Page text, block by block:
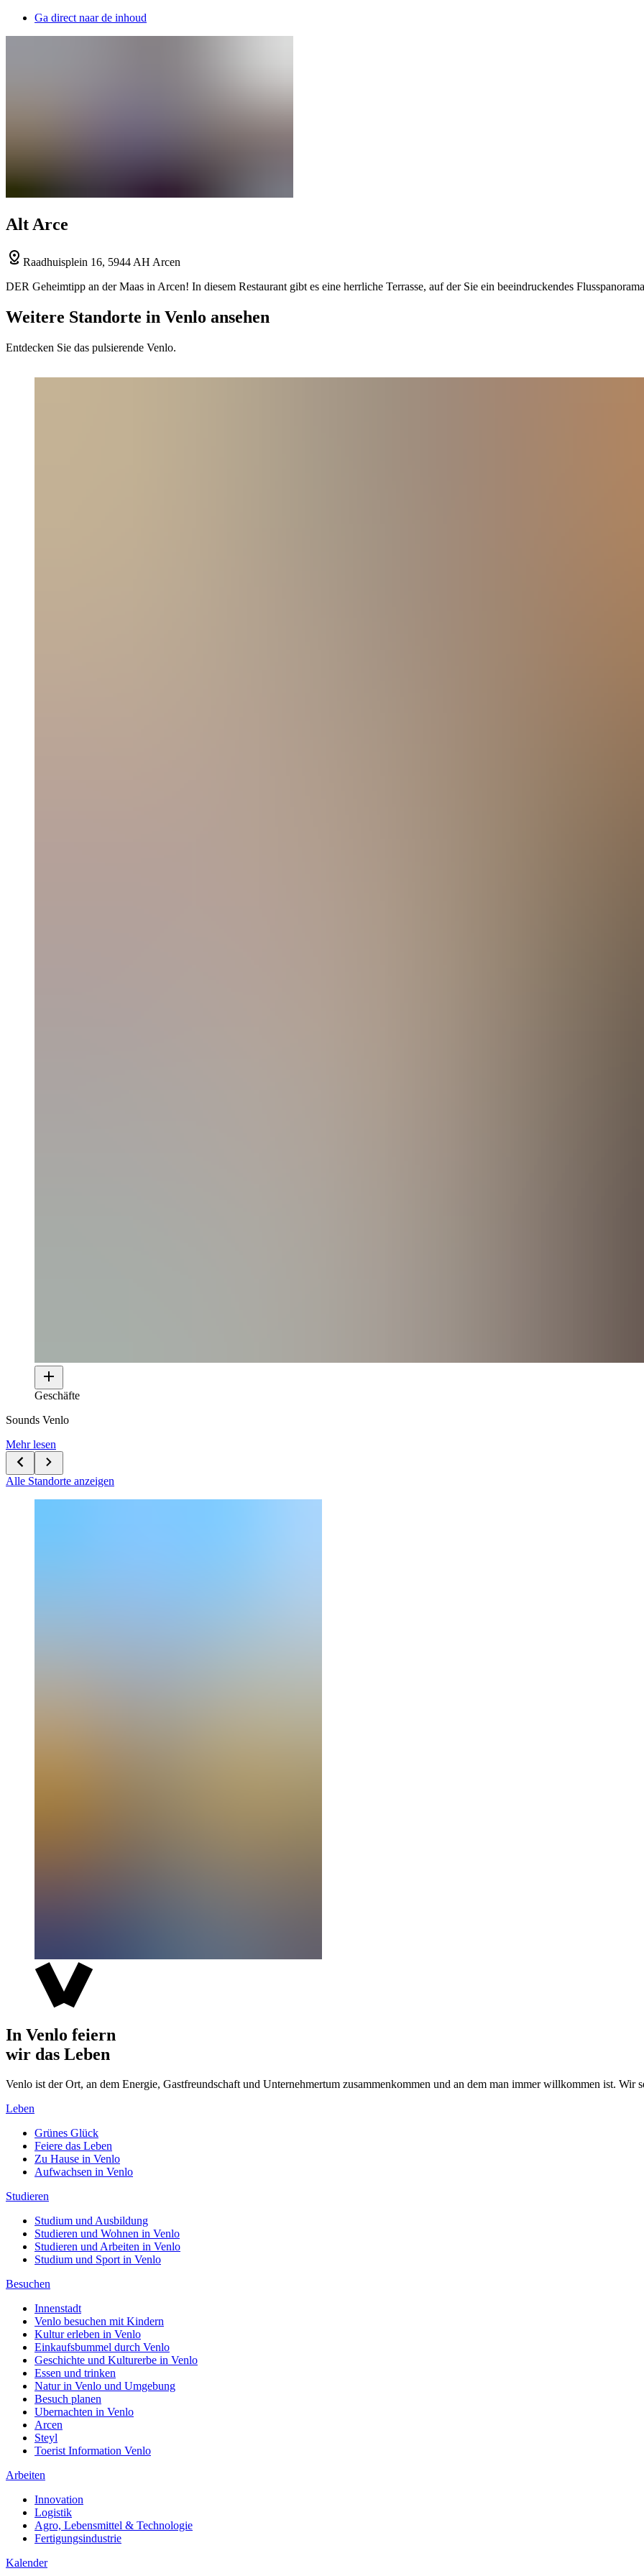
Ga direct naar de inhoud
Alt Arce
Raadhuisplein 16, 5944 AH Arcen
DER Geheimtipp an der Maas in Arcen! In diesem Restaurant gibt es eine herrliche Terrasse, auf der Sie ein beeindruckendes
Weitere Standorte in Venlo ansehen
Entdecken Sie das pulsierende Venlo.
Geschäfte
Sounds Venlo
Mehr lesen
Alle Standorte anzeigen
In Venlo feiern
wir das Leben
Venlo ist der Ort, an dem Energie, Gastfreundschaft und Unternehmertum zusammenkommen und an dem man immer willkommen ist. Wir
Leben
Grünes Glück
Feiere das Leben
Zu Hause in Venlo
Aufwachsen in Venlo
Studieren
Studium und Ausbildung
Studieren und Wohnen in Venlo
Studieren und Arbeiten in Venlo
Studium und Sport in Venlo
Besuchen
Innenstadt
Venlo besuchen mit Kindern
Kultur erleben in Venlo
Einkaufsbummel durch Venlo
Geschichte und Kulturerbe in Venlo
Essen und trinken
Natur in Venlo und Umgebung
Besuch planen
Ubernachten in Venlo
Arcen
Steyl
Toerist Information Venlo
Arbeiten
Innovation
Logistik
Agro, Lebensmittel & Technologie
Fertigungsindustrie
Kalender